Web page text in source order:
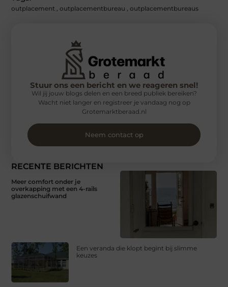
outplacement ,outplacementbureau ,outplacementbureaus
RECENTE BERICHTEN
Meer comfort onder je
overkapping met een 4-rails
glazenschuifwand
Een veranda die klopt begint bij slimme
keuzes
Stuur ons een bericht en we reageren snel!
Wil jij jouw blogs delen en een breed publiek bereiken?
Wacht niet langer en registreer je vandaag nog op
Grotemarktberaad.nl
Neem contact op